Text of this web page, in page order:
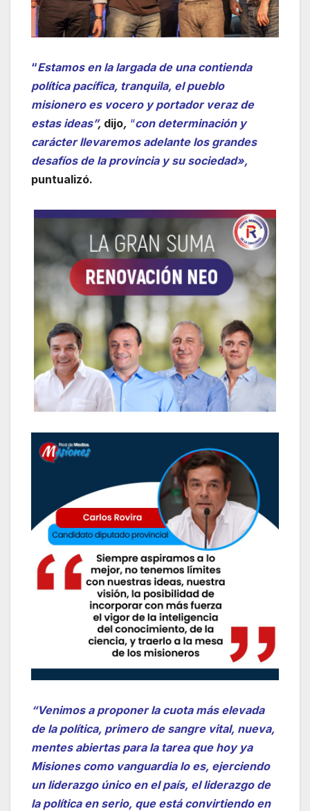
“Estamos en la largada de una contienda
política pacífica, tranquila, el pueblo
misionero es vocero y portador veraz de
estas ideas”, dijo, “con determinación y
carácter llevaremos adelante los grandes
desafíos de la provincia y su sociedad»,
puntualizó.
“Venimos a proponer la cuota más elevada
de la política, primero de sangre vital, nueva,
mentes abiertas para la tarea que hoy ya
Misiones como vanguardia lo es, ejerciendo
un liderazgo único en el país, el liderazgo de
la política en serio, que está convirtiendo en